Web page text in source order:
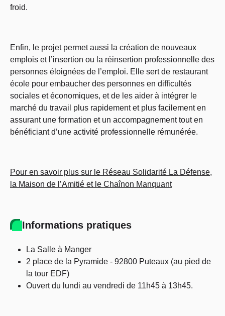
froid.
Enfin, le projet permet aussi la création de nouveaux
emplois et l’insertion ou la réinsertion professionnelle des
personnes éloignées de l’emploi. Elle sert de restaurant
école pour embaucher des personnes en difficultés
sociales et économiques, et de les aider à intégrer le
marché du travail plus rapidement et plus facilement en
assurant une formation et un accompagnement tout en
bénéficiant d’une activité professionnelle rémunérée.
Pour en savoir plus sur le Réseau Solidarité La Défense,
la Maison de l’Amitié et le Chaînon Manquant
Informations pratiques
La Salle à Manger
2 place de la Pyramide - 92800 Puteaux (au pied de
la tour EDF)
Ouvert du lundi au vendredi de 11h45 à 13h45.